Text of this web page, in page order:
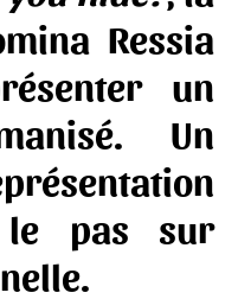
Ressia
un
Un
pas sur